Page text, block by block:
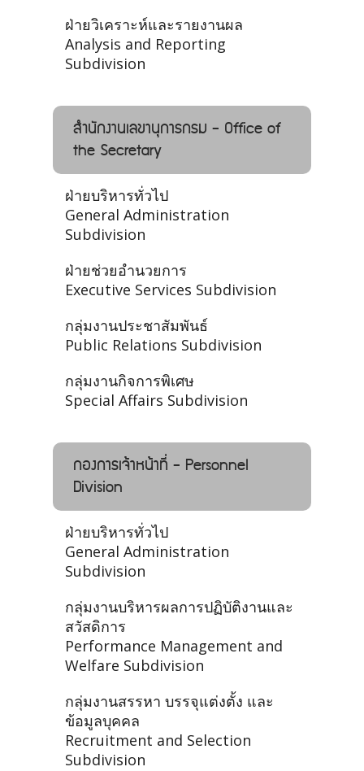
ฝ่ายวิเคราะห์และรายงานผล
Analysis and Reporting
Subdivision
สำนักงานเลขานุการกรม - Office of
the Secretary
ฝ่ายบริหารทั่วไป
General Administration
Subdivision
ฝ่ายช่วยอำนวยการ
Executive Services Subdivision
กลุ่มงานประชาสัมพันธ์
Public Relations Subdivision
กลุ่มงานกิจการพิเศษ
Special Affairs Subdivision
กองการเจ้าหน้าที่ - Personnel
Division
ฝ่ายบริหารทั่วไป
General Administration
Subdivision
กลุ่มงานบริหารผลการปฏิบัติงานและ
สวัสดิการ
Performance Management and
Welfare Subdivision
กลุ่มงานสรรหา บรรจุแต่งตั้ง และ
ข้อมูลบุคคล
Recruitment and Selection
Subdivision